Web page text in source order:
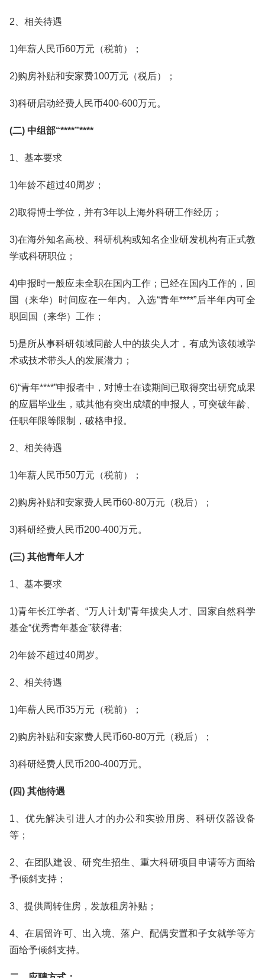
2、相关待遇
1)年薪人民币60万元（税前）；
2)购房补贴和安家费100万元（税后）；
3)科研启动经费人民币400-600万元。
(二) 中组部“****”****
1、基本要求
1)年龄不超过40周岁；
2)取得博士学位，并有3年以上海外科研工作经历；
3)在海外知名高校、科研机构或知名企业研发机构有正式教
学或科研职位；
4)申报时一般应未全职在国内工作；已经在国内工作的，回
国（来华）时间应在一年内。入选“青年****”后半年内可全
职回国（来华）工作；
5)是所从事科研领域同龄人中的拔尖人才，有成为该领域学
术或技术带头人的发展潜力；
6)“青年****”申报者中，对博士在读期间已取得突出研究成果
的应届毕业生，或其他有突出成绩的申报人，可突破年龄、
任职年限等限制，破格申报。
2、相关待遇
1)年薪人民币50万元（税前）；
2)购房补贴和安家费人民币60-80万元（税后）；
3)科研经费人民币200-400万元。
(三) 其他青年人才
1、基本要求
1)青年长江学者、“万人计划”青年拔尖人才、国家自然科学
基金“优秀青年基金”获得者;
2)年龄不超过40周岁。
2、相关待遇
1)年薪人民币35万元（税前）；
2)购房补贴和安家费人民币60-80万元（税后）；
3)科研经费人民币200-400万元。
(四) 其他待遇
1、优先解决引进人才的办公和实验用房、科研仪器设备
等；
2、在团队建设、研究生招生、重大科研项目申请等方面给
予倾斜支持；
3、提供周转住房，发放租房补贴；
4、在居留许可、出入境、落户、配偶安置和子女就学等方
面给予倾斜支持。